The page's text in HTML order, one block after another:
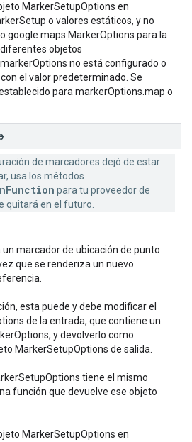
MarkerSetupOptions en
o valores estáticos, y no
google.maps.MarkerOptions para la
objetos
no está configurado o
el valor predeterminado. Se
para markerOptions.map o
de marcadores dejó de estar
usa los métodos
para tu proveedor de
quitará en el futuro.
marcador de ubicación de punto
que se renderiza un nuevo
esta puede y debe modificar el
de la entrada, que contiene un
y devolverlo como
MarkerSetupOptions de salida.
tiene el mismo
función que devuelve ese objeto
MarkerSetupOptions en